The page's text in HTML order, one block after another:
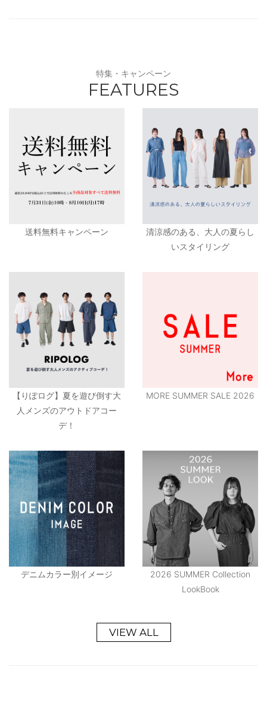
特集・キャンペーン
FEATURES
送料無料キャンペーン
清涼感のある、大人の夏らし
いスタイリング
【りぽログ】夏を遊び倒す大
人メンズのアウトドアコー
デ！
MORE SUMMER SALE 2026
デニムカラー別イメージ
2026 SUMMER Collection
LookBook
VIEW ALL